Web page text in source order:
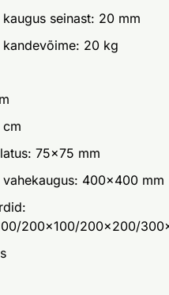
seinast: 20 mm
kandevõime: 20 kg
cm
75x75 mm
vahekaugus: 400x400 mm
200x100/200x200/